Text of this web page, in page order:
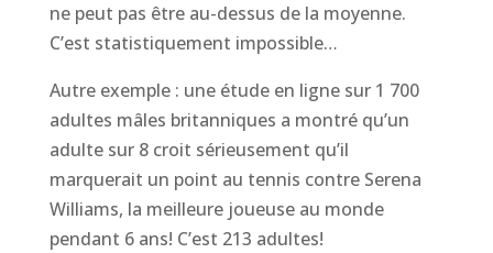
ne peut pas être au-dessus de la moyenne.
C’est statistiquement impossible…
Autre exemple : une étude en ligne sur 1 700
adultes mâles britanniques a montré qu’un
adulte sur 8 croit sérieusement qu’il
marquerait un point au tennis contre Serena
Williams, la meilleure joueuse au monde
pendant 6 ans! C’est 213 adultes!